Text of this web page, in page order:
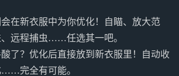
在新衣服中为你优化！自瞄、放大范
、远程捕虫……任选其一吧。
了？优化后直接放到新衣服里！自动收
……完全有可能。